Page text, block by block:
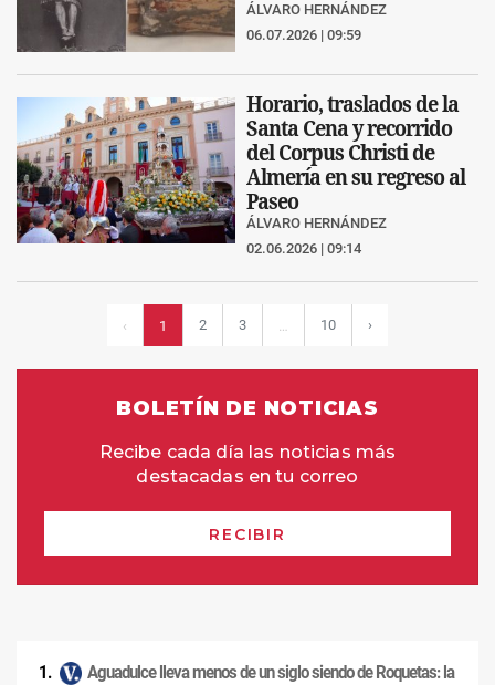
ÁLVARO HERNÁNDEZ
06.07.2026 | 09:59
Horario, traslados de la
Santa Cena y recorrido
del Corpus Christi de
Almería en su regreso al
Paseo
ÁLVARO HERNÁNDEZ
02.06.2026 | 09:14
‹ 1 2 3 10 ›
Aguadulce lleva menos de un siglo siendo de Roquetas: la